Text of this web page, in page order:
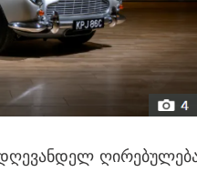
დღე­ვან­დელ